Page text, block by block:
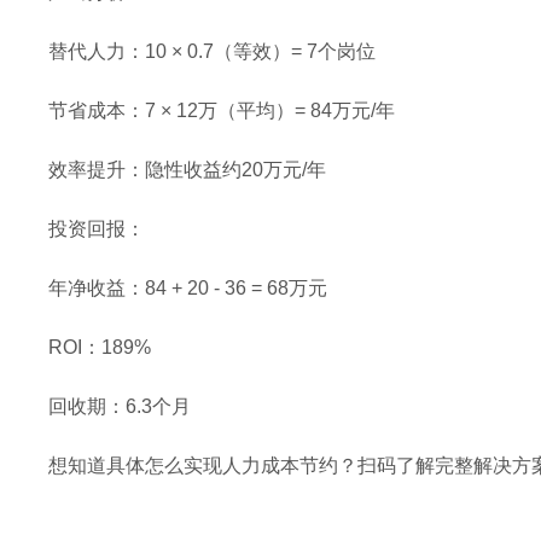
替代人力：10 × 0.7（等效）= 7个岗位
节省成本：7 × 12万（平均）= 84万元/年
效率提升：隐性收益约20万元/年
投资回报：
年净收益：84 + 20 - 36 = 68万元
ROI：189%
回收期：6.3个月
想知道具体怎么实现人力成本节约？扫码了解完整解决方